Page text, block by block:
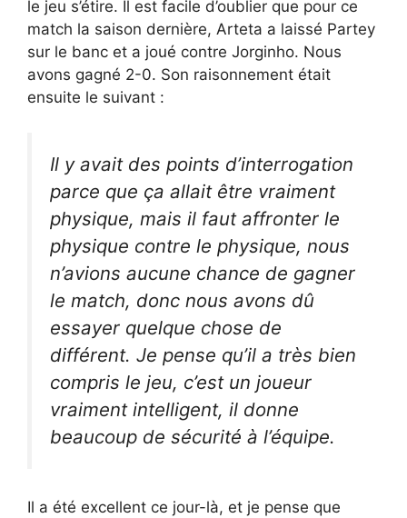
le jeu s’étire. Il est facile d’oublier que pour ce
match la saison dernière, Arteta a laissé Partey
sur le banc et a joué contre Jorginho. Nous
avons gagné 2-0. Son raisonnement était
ensuite le suivant :
Il y avait des points d’interrogation
parce que ça allait être vraiment
physique, mais il faut affronter le
physique contre le physique, nous
n’avions aucune chance de gagner
le match, donc nous avons dû
essayer quelque chose de
différent. Je pense qu’il a très bien
compris le jeu, c’est un joueur
vraiment intelligent, il donne
beaucoup de sécurité à l’équipe.
Il a été excellent ce jour-là, et je pense que